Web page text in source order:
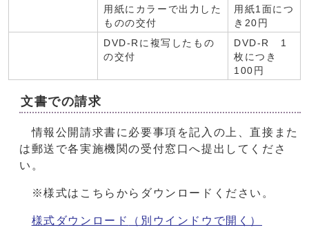
用紙にカラーで出力した
ものの交付
用紙1面につ
き20円
DVD-Rに複写したもの
の交付
DVD-R 1
枚につき
100円
文書での請求
情報公開請求書に必要事項を記入の上、直接また
は郵送で各実施機関の受付窓口へ提出してくださ
い。
※様式はこちらからダウンロードください。
様式ダウンロード （別ウインドウで開く）